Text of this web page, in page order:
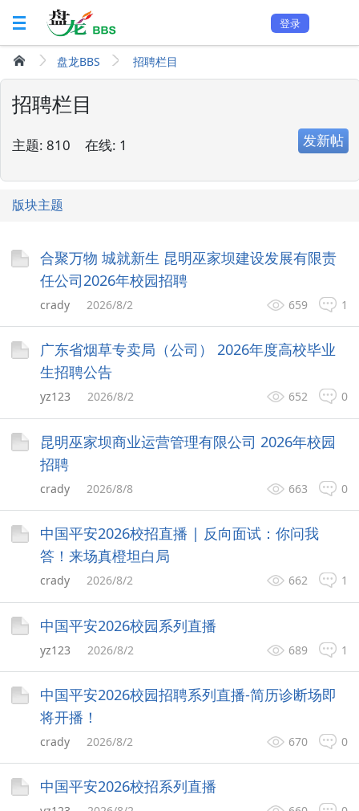
登录
盘龙BBS 招聘栏目
招聘栏目
主题: 810 在线: 1 发新帖
版块主题
合聚万物 城就新生 昆明巫家坝建设发展有限责
任公司2026年校园招聘
1
659
crady 2026/8/2
广东省烟草专卖局（公司） 2026年度高校毕业
生招聘公告
0
652
yz123 2026/8/2
昆明巫家坝商业运营管理有限公司 2026年校园
招聘
0
663
crady 2026/8/8
中国平安2026校招直播 | 反向面试：你问我
答！来场真橙坦白局
1
662
crady 2026/8/2
中国平安2026校园系列直播
1
689
yz123 2026/8/2
中国平安2026校园招聘系列直播-简历诊断场即
将开播！
0
670
crady 2026/8/2
中国平安2026校招系列直播